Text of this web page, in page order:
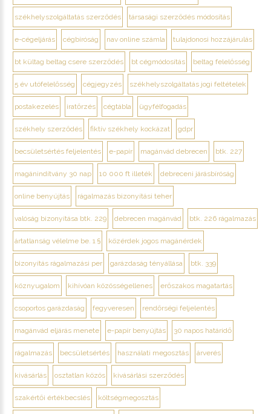
székhelyszolgáltatás szerződés társasági szerződés módosítás
e-cégeljárás cégbíróság nav online számla tulajdonosi hozzájárulás
bt kültag beltag csere szerződés bt cégmódosítás beltag felelősség
5 év utófelelősség cégjegyzés székhelyszolgáltatás jogi feltételek
postakezelés iratőrzés cégtábla ügyfélfogadás
székhely szerződés fiktív székhely kockázat gdpr
becsületsértés feljelentés e-papír magánvád debrecen btk. 227
magánindítvány 30 nap 10 000 ft illeték debreceni járásbíróság
online benyújtás rágalmazás bizonyítási teher
valóság bizonyítása btk. 229 debrecen magánvád btk. 226 rágalmazás
ártatlanság vélelme be. 1 § közérdek jogos magánérdek
bizonyítás rágalmazási per garázdaság tényállása btk. 339
köznyugalom kihívóan közösségellenes erőszakos magatartás
csoportos garázdaság fegyveresen rendőrségi feljelentés
magánvád eljárás menete e-papír benyújtás 30 napos határidő
rágalmazás becsületsértés használati megosztás árverés
kivásárlás osztatlan közös kivásárlási szerződés
szakértői értékbecslés költségmegosztás